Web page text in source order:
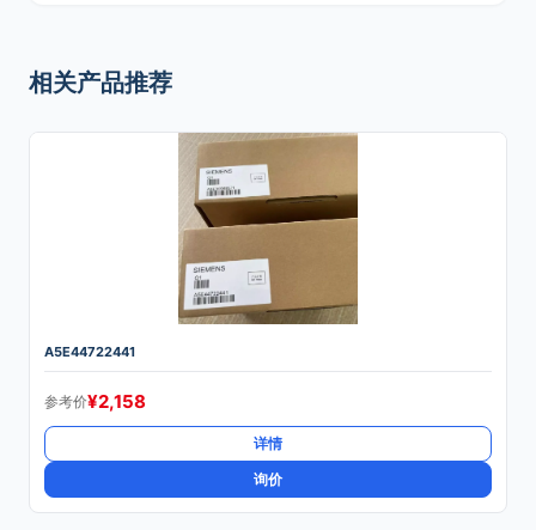
相关产品推荐
A5E44722441
参考价¥2,158
详情
询价